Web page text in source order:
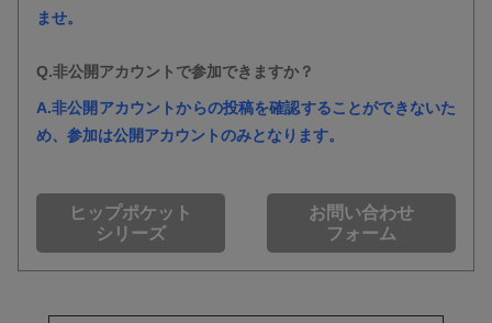
ませ。
Q.非公開アカウントで参加できますか？
A.非公開アカウントからの投稿を確認することができないた
め、参加は公開アカウントのみとなります。
ヒップポケット
シリーズ
お問い合わせ
フォーム